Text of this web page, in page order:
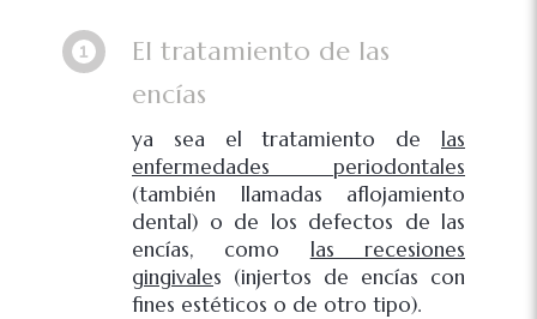
El tratamiento de las
encías
ya sea el tratamiento de las
enfermedades periodontales
(también llamadas aflojamiento
dental) o de los defectos de las
encías, como las recesiones
gingivales (injertos de encías con
fines estéticos o de otro tipo).